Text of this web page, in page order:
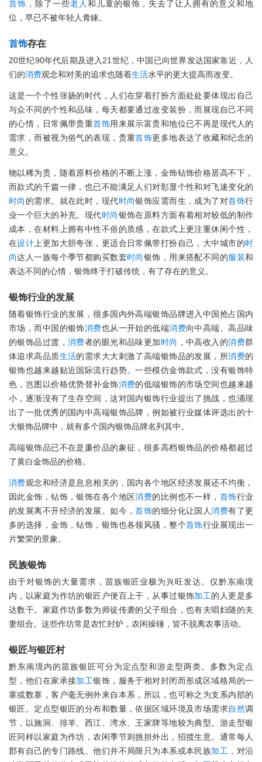
首饰 ，除了一些老人 和儿童的银饰，失去了让人拥有的意义和地
位，早已不被年轻人青睐。
首饰存在
20世纪90年代后期及进入21世纪，中国已向世界发达国家靠近，人
们的消费观念和对美的追求也随着生活水平的更大提高而改变。
这是一个个性张扬的时代，人们在穿着打扮方面处处要体现出自己
与众不同的个性和品味，每天都要通过改变装扮，而展现自己不同
的心情，日常佩带贵重首饰用来展示富贵和地位已不再是现代人的
需求，而被视为俗气的表现，贵重首饰更多地表达了收藏和纪念的
意义。
物以稀为贵，随着原料价格的不断上涨，金饰钻饰价格居高不下，
而款式的千篇一律，也已不能满足人们对彰显个性和对飞速变化的
时尚 的需求。就在此时，现代时尚银饰应需而生，成为了对首饰行
业一个巨大的补充。现代时尚银饰在原料方面有着相对较低的制作
成本，在材料上拥有中性不俗的质感，在款式上更注重休闲个性，
在设计 上更加大胆夸张，更适合日常佩带打扮自己，大中城市的时
尚达人一族每个季节都购买数套时尚银饰，用来搭配不同的服装和
表达不同的心情，银饰终于打破传统，有了存在的意义。
银饰行业的发展
随着银饰行业的发展，很多国内外高端银饰品牌进入中国抢占国内
市场，而中国的银饰消费也从一开始的低端消费向中高端、高品味
的银饰品过渡， 消费者的眼光和品味更加时尚 ，中高收入的消费群
体追求高品质生活的需求大大刺激了高端银饰品的发展，所消费的
银饰也越来越贴近国际流行趋势。一些模仿金饰款式，没有银饰特
色，岂图以价格优势替补金饰消费的低端银饰的市场空间也越来越
小，逐渐没有了生存空间，这对国内银饰行业提出了挑战，也涌现
出了一批优秀的国内中高端银饰品牌，例如被行业媒体评选出的十
大银饰品牌中，就有多个国内银饰品牌名列其中。
高端银饰品已不在是廉价品的象征，很多高档银饰品的价格都超过
了黄白金饰品的价格。
消费观念和经济是息息相关的，国内各个地区经济发展还不均衡，
因此金饰，钻饰，银饰在各个地区消费的比例也不一样， 首饰行业
的发展离不开经济的发展。如今，首饰的细分化让国人消费有了更
多的选择，金饰，钻饰，银饰也各领风骚，整个首饰行业展现出一
片繁荣的景象。
民族银饰
由于对银饰的大量需求，苗族银匠业极为兴旺发达。仅黔东南境
内，以家庭为作坊的银匠户便百上干，从事过银饰加工的人更是多
达数干。家庭作坊多数为师徒传袭的父子组合，也有夫唱妇随的夫
妻组合。这些作坊常是农忙封炉，农闲操锤，皆不脱离农事活动。
银匠与银匠村
黔东南境内的苗族银匠可分为定点型和游走型两类。多数为定点
型，他们在家承接加工银饰，服务于相对封闭而形成区域格局的一
寨或数寨，客户毫无例外来自本系，所以，也可称之为支系内部的
银匠。定点型银匠的分布和数量，依据区域环境及市场需求自然调
节，以施洞、排羊、西江、湾水、王家牌等地较为典型。游走型银
匠同样以家庭为作坊，农闲季节则挑担外出，招揽生意。通常每人
郡有自己的专门路线。他们并不局限只为本系或本民族加工 ，对沿